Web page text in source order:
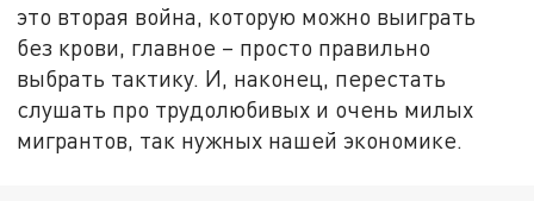
это вторая война, которую можно выиграть
без крови, главное – просто правильно
выбрать тактику. И, наконец, перестать
слушать про трудолюбивых и очень милых
мигрантов, так нужных нашей экономике.